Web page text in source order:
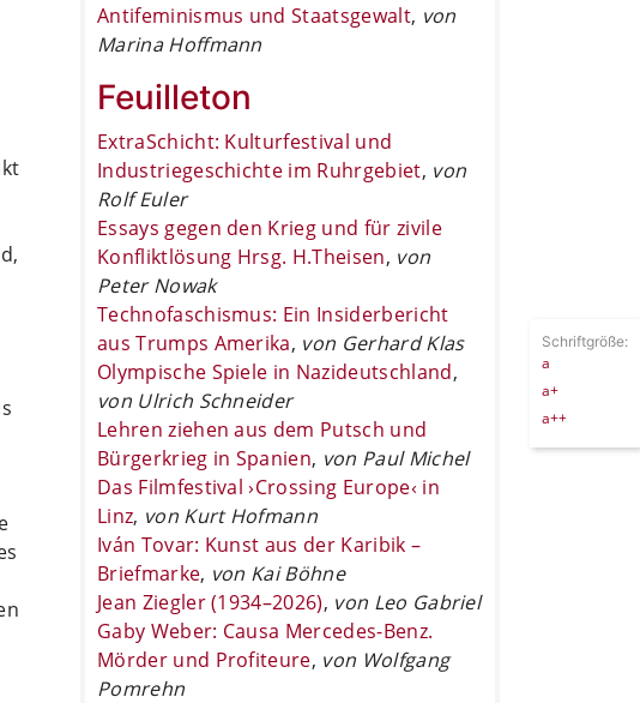
Antifeminismus und Staatsgewalt, von
Marina Hoffmann
Feuilleton
ExtraSchicht: Kulturfestival und
Industriegeschichte im Ruhrgebiet, von
Rolf Euler
Essays gegen den Krieg und für zivile
Konfliktlösung Hrsg. H.Theisen, von
Peter Nowak
Technofaschismus: Ein Insiderbericht
aus Trumps Amerika, von Gerhard Klas
Olympische Spiele in Nazideutschland,
von Ulrich Schneider
Lehren ziehen aus dem Putsch und
Bürgerkrieg in Spanien, von Paul Michel
Das Filmfestival ›Crossing Europe‹ in
Linz, von Kurt Hofmann
Iván Tovar: Kunst aus der Karibik –
Briefmarke, von Kai Böhne
Jean Ziegler (1934–2026), von Leo Gabriel
Gaby Weber: Causa Mercedes-Benz.
Mörder und Profiteure, von Wolfgang
Pomrehn
Schriftgröße:
a
a+
a++